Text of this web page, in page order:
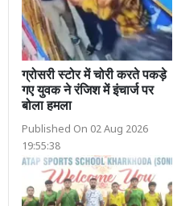
ग्रोसरी स्टोर में चोरी करते पकड़े
गए युवक ने रंजिश में इंचार्ज पर
बोला हमला
Published On 02 Aug 2026
19:55:38